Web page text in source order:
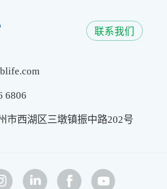
联系我们
6806
市西湖区三墩镇振中路202号